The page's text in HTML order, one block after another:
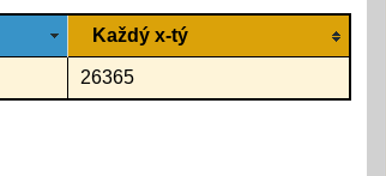
Každý x-tý
26365